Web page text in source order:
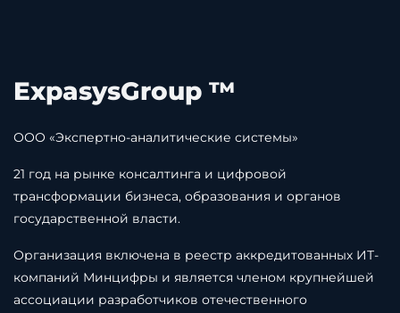
ExpasysGroup ™
ООО «Экспертно-аналитические системы»
21 год на рынке консалтинга и цифровой
трансформации бизнеса, образования и органов
государственной власти.
Организация включена в реестр аккредитованных ИТ-
компаний Минцифры и является членом крупнейшей
ассоциации разработчиков отечественного